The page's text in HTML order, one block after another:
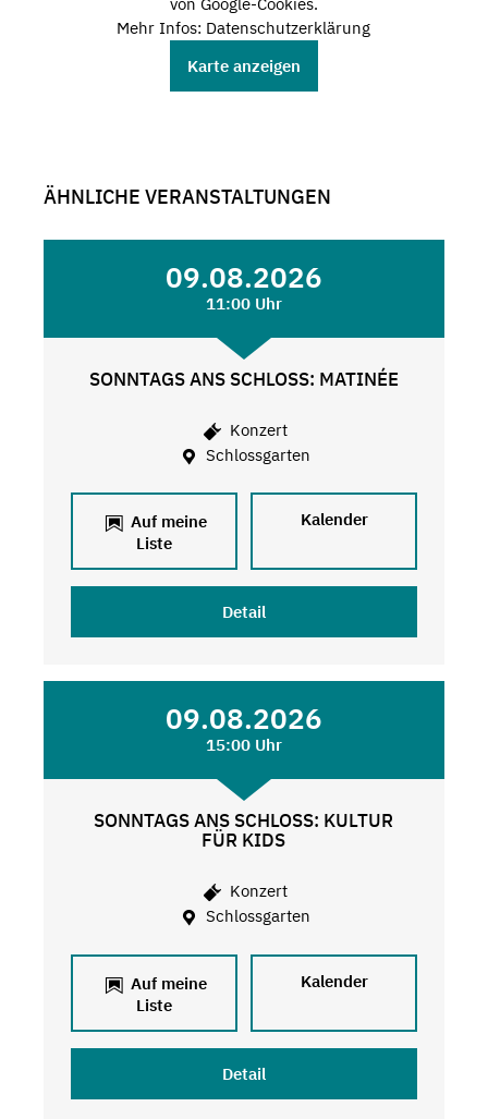
Mehr Infos: Datenschutzerklärung
Karte anzeigen
ÄHNLICHE VERANSTALTUNGEN
09.08.2026
11:00 Uhr
SONNTAGS ANS SCHLOSS: MATINÉE
Konzert
Schlossgarten
Auf meine
Liste
Kalender
Detail
09.08.2026
15:00 Uhr
SONNTAGS ANS SCHLOSS: KULTUR
FÜR KIDS
Konzert
Schlossgarten
Auf meine
Liste
Kalender
Detail